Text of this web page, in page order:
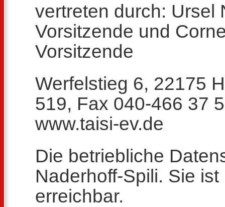
vertreten durch: Ursel
Vorsitzende und
Vorsitzende
Werfelstieg 6, 22175
519, Fax 040-466 37
www.taisi-ev.de
Die betriebliche
Naderhoff-Spili. Sie
erreichbar.